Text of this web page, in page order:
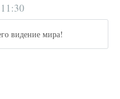
видение мира!